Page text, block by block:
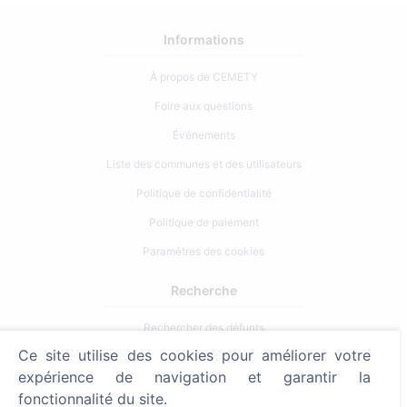
Informations
À propos de CEMETY
Foire aux questions
Événements
Liste des communes et des utilisateurs
Politique de confidentialité
Politique de paiement
Paramètres des cookies
Recherche
Rechercher des défunts
Rechercher des cimetières
Ce site utilise des cookies pour améliorer votre
expérience de navigation et garantir la
fonctionnalité du site.